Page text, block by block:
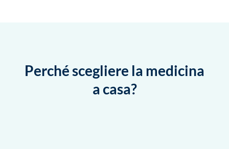
Perché scegliere la medicina
a casa?